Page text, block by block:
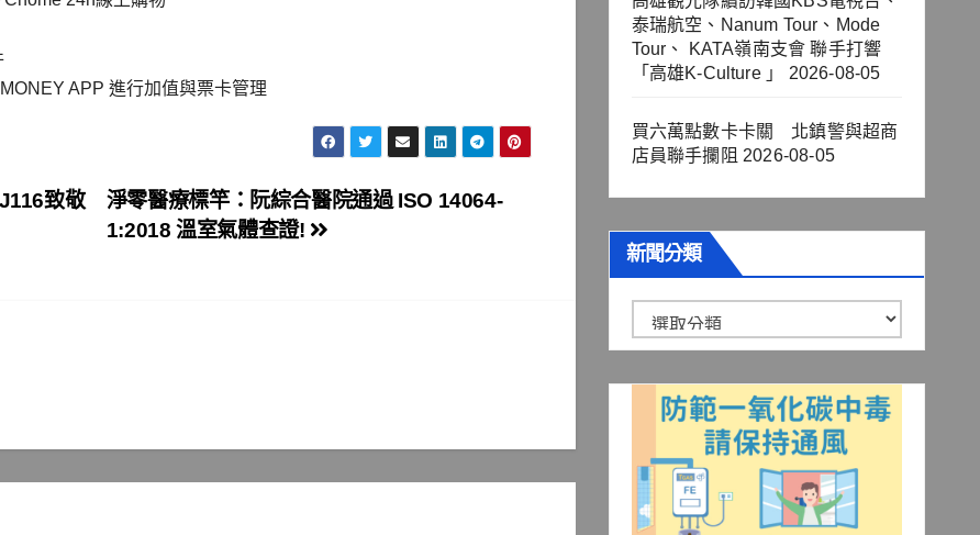
APP 進行加值與票卡管理
淨零醫療標竿：阮綜合醫院通過 ISO 14064-
1:2018 溫室氣體查證!
致敬
泰瑞航空、Nanum Tour、Mode
Tour、 KATA嶺南支會 聯手打響
「高雄K-Culture 」
2026-08-05
買六萬點數卡卡關 北鎮警與超商
店員聯手攔阻 2026-08-05
新聞分類
聞
分